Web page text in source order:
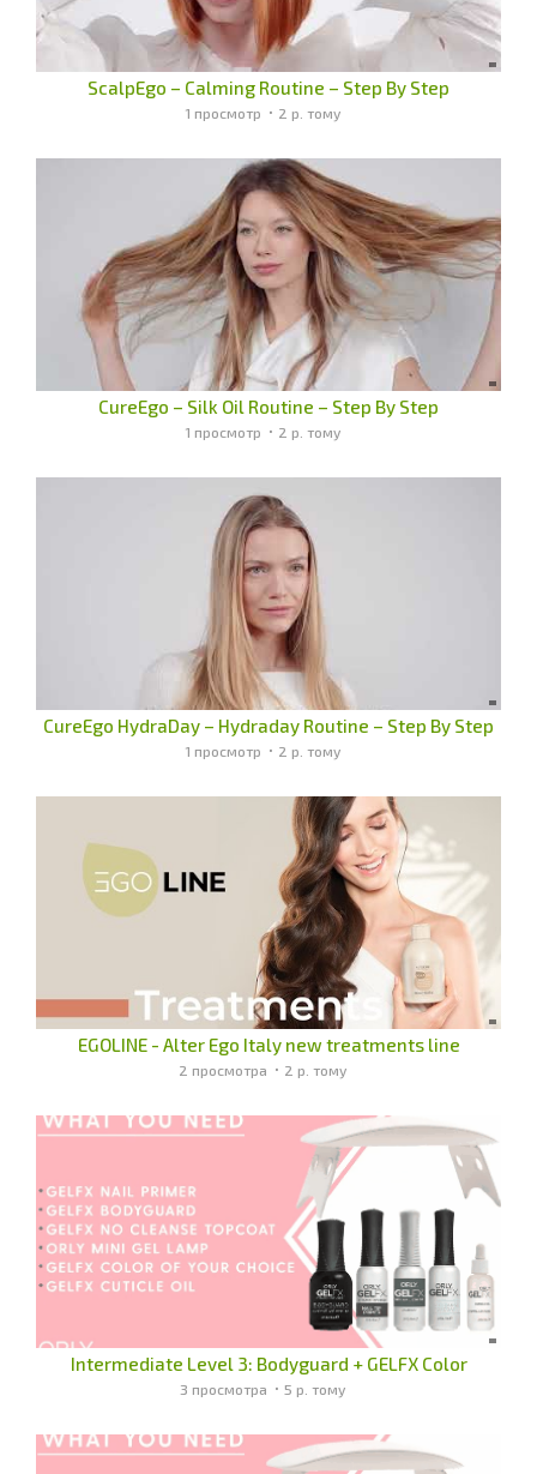
ScalpEgo – Calming Routine – Step By Step
1 просмотр 2 р. тому
CureEgo – Silk Oil Routine – Step By Step
1 просмотр 2 р. тому
CureEgo HydraDay – Hydraday Routine – Step By Step
1 просмотр 2 р. тому
EGOLINE - Alter Ego Italy new treatments line
2 просмотра 2 р. тому
Intermediate Level 3: Bodyguard + GELFX Color
3 просмотра 5 р. тому